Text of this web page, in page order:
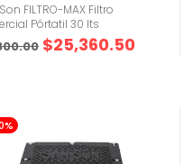
FILTRO-MAX Filtro
Pórtatil 30 lts
$25,360.50